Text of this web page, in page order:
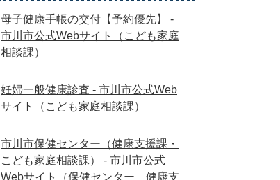
母子健康手帳の交付【予約優先】 -
市川市公式Webサイト（こども家庭
相談課）
妊婦一般健康診査 - 市川市公式Web
サイト（こども家庭相談課）
市川市保健センター（健康支援課・
こども家庭相談課） - 市川市公式
Webサイト（保健センター 健康支